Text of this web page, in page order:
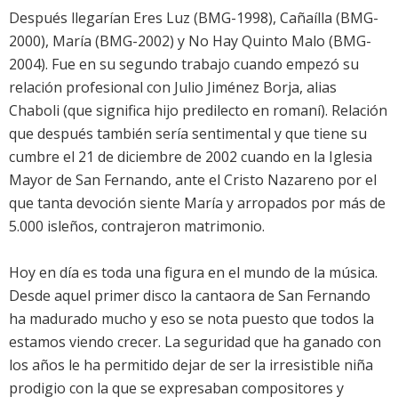
Después llegarían Eres Luz (BMG-1998), Cañaílla (BMG-
2000), María (BMG-2002) y No Hay Quinto Malo (BMG-
2004). Fue en su segundo trabajo cuando empezó su
relación profesional con Julio Jiménez Borja, alias
Chaboli (que significa hijo predilecto en romaní). Relación
que después también sería sentimental y que tiene su
cumbre el 21 de diciembre de 2002 cuando en la Iglesia
Mayor de San Fernando, ante el Cristo Nazareno por el
que tanta devoción siente María y arropados por más de
5.000 isleños, contrajeron matrimonio.
Hoy en día es toda una figura en el mundo de la música.
Desde aquel primer disco la cantaora de San Fernando
ha madurado mucho y eso se nota puesto que todos la
estamos viendo crecer. La seguridad que ha ganado con
los años le ha permitido dejar de ser la irresistible niña
prodigio con la que se expresaban compositores y